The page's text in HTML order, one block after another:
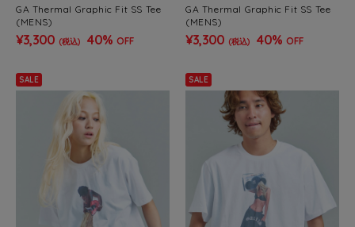
GA Thermal Graphic Fit SS Tee
(MENS)
¥3,300 (税込) 40% OFF
GA Thermal Graphic Fit SS Tee
(MENS)
¥3,300 (税込) 40% OFF
SALE SALE